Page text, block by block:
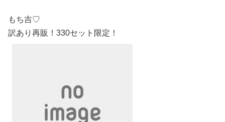
もち吉♡
訳あり再販！330セット限定！